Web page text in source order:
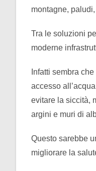
montagne,
Tra le soluzioni
moderne
Infatti sembra
accesso
evitare la siccità,
argini e muri di
Questo sarebbe
migliorare la